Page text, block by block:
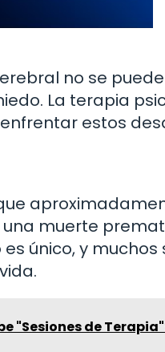
no se
La terapia
estos
muerte
único, y
"Sesiones de